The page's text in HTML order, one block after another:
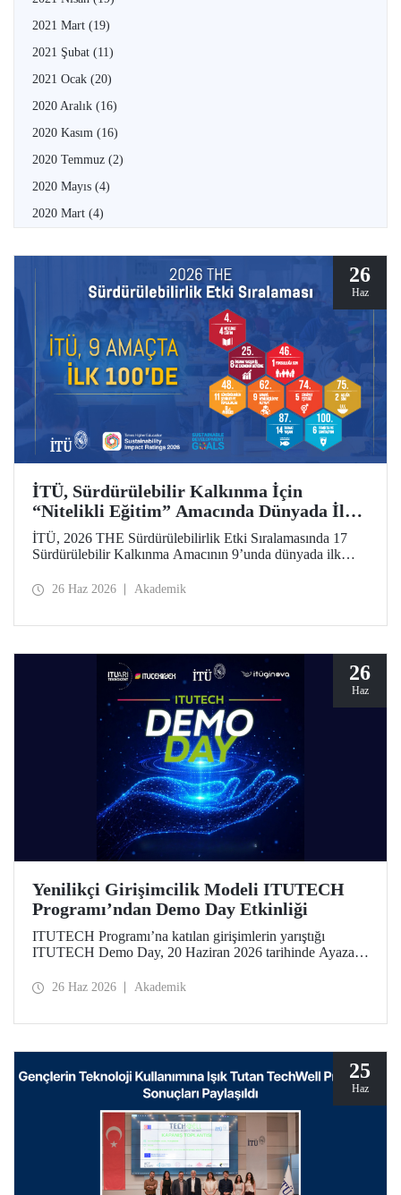
2021 Mart (19)
2021 Şubat (11)
2021 Ocak (20)
2020 Aralık (16)
2020 Kasım (16)
2020 Temmuz (2)
2020 Mayıs (4)
2020 Mart (4)
26
Haz
İTÜ, Sürdürülebilir Kalkınma İçin
“Nitelikli Eğitim” Amacında Dünyada İlk
5’te
İTÜ, 2026 THE Sürdürülebilirlik Etki Sıralamasında 17
Sürdürülebilir Kalkınma Amacının 9’unda dünyada ilk
26 Haz 2026 Akademik
26
Haz
Yenilikçi Girişimcilik Modeli ITUTECH
Programı’ndan Demo Day Etkinliği
ITUTECH Programı’na katılan girişimlerin yarıştığı
ITUTECH Demo Day, 20 Haziran 2026 tarihinde Ayazağa
Merkezi’nde düzenlendi.
26 Haz 2026 Akademik
25
Haz